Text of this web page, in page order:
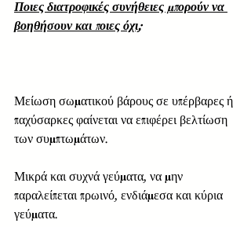
Ποιες διατροφικές συνήθειες μπορούν να
βοηθήσουν και ποιες όχι;
Μείωση σωματικού βάρους σε υπέρβαρες ή
παχύσαρκες φαίνεται να επιφέρει βελτίωση
των συμπτωμάτων.
Μικρά και συχνά γεύματα, να μην
παραλείπεται πρωινό, ενδιάμεσα και κύρια
γεύματα.